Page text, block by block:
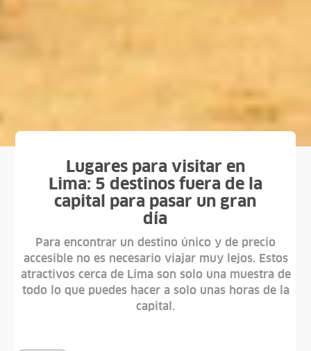
Lugares para visitar en
Lima: 5 destinos fuera de la
capital para pasar un gran
día
Para encontrar un destino único y de precio
accesible no es necesario viajar muy lejos. Estos
atractivos cerca de Lima son solo una muestra de
todo lo que puedes hacer a solo unas horas de la
capital.